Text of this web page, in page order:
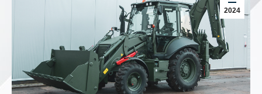
2024